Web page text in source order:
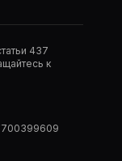
437
к